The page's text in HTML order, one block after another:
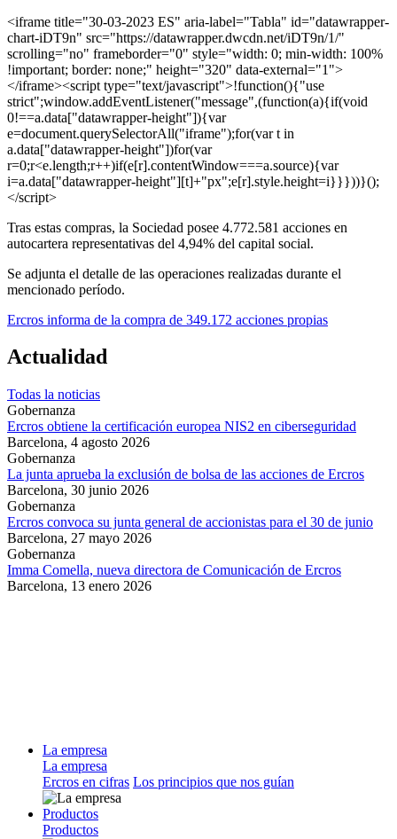
<iframe title="30-03-2023 ES" aria-label="Tabla" id="datawrapper-
chart-iDT9n" src="https://datawrapper.dwcdn.net/iDT9n/1/"
scrolling="no" frameborder="0" style="width: 0; min-width: 100%
!important; border: none;" height="320" data-external="1">
</iframe><script type="text/javascript">!function(){"use
strict";window.addEventListener("message",(function(a){if(void
0!==a.data["datawrapper-height"]){var
e=document.querySelectorAll("iframe");for(var t in
a.data["datawrapper-height"])for(var
r=0;r<e.length;r++)if(e[r].contentWindow===a.source){var
i=a.data["datawrapper-height"][t]+"px";e[r].style.height=i}}}))}();
</script>
Tras estas compras, la Sociedad posee 4.772.581 acciones en
autocartera representativas del 4,94% del capital social.
Se adjunta el detalle de las operaciones realizadas durante el
mencionado período.
Ercros informa de la compra de 349.172 acciones propias
Actualidad
Todas la noticias
Gobernanza
Ercros obtiene la certificación europea NIS2 en ciberseguridad
Barcelona, 4 agosto 2026
Gobernanza
La junta aprueba la exclusión de bolsa de las acciones de Ercros
Barcelona, 30 junio 2026
Gobernanza
Ercros convoca su junta general de accionistas para el 30 de junio
Barcelona, 27 mayo 2026
Gobernanza
Imma Comella, nueva directora de Comunicación de Ercros
Barcelona, 13 enero 2026
La empresa
La empresa
Ercros en cifras Los principios que nos guían
Productos
Productos